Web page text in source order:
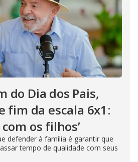
do Dia dos Pais,
fim da escala 6x1:
os filhos’
defender à família é garantir que
tempo de qualidade com seus